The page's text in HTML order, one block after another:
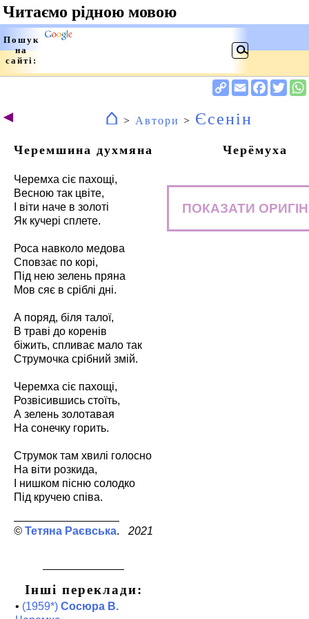
◄ ⌂ > Автори > Єсенін
Черемшина духмяна
Черемха сіє пахощі,
Весною так цвіте,
І віти наче в золоті
Як кучері сплете.
Роса навколо медова
Сповзає по корі,
Під нею зелень пряна
Мов сяє в сріблі дні.
А поряд, біля талої,
В траві до коренів
біжить, спливає мало так
Струмочка срібний змій.
Черемха сіє пахощі,
Розвісившись стоїть,
А зелень золотавая
На сонечку горить.
Струмок там хвилі голосно
На віти розкида,
І нишком пісню солодко
Під кручею співа.
Тетяна Раєвська 2021
Інші переклади:
• (1959*) Сосюра В.
Черёмуха
ПОКАЗАТИ